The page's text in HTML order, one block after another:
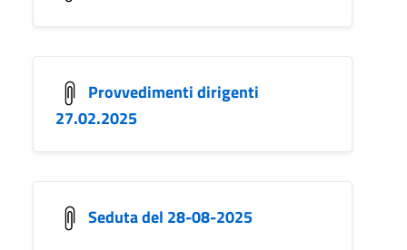
Provvedimenti dirigenti
27.02.2025
Seduta del 28-08-2025